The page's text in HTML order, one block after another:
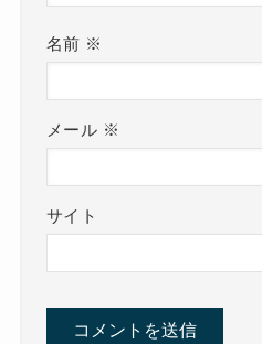
名前 ※
メール ※
サイト